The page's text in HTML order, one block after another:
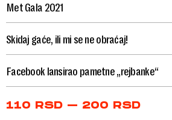
Met Gala 2021
Skidaj gaće, ili mi se ne obraćaj!
Facebook lansirao pametne „rejbanke“
110 RSD – 200 RSDPrice